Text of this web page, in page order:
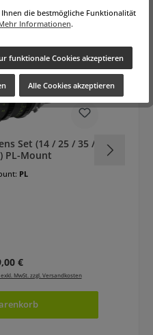
Set (14 / 25 / 35 /
PL-Mount
PL
Preis:
€
MwSt. zzgl. Versandkosten
die bestmögliche Funktionalität
Informationen.
funktionale Cookies akzeptieren
Alle Cookies akzeptieren